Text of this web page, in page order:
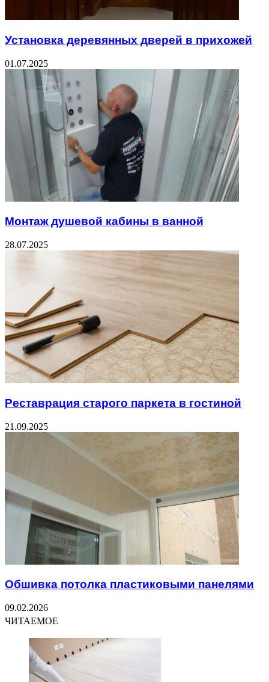
Установка деревянных дверей в прихожей
01.07.2025
Монтаж душевой кабины в ванной
28.07.2025
Реставрация старого паркета в гостиной
21.09.2025
Обшивка потолка пластиковыми панелями
09.02.2026
ЧИТАЕМОЕ